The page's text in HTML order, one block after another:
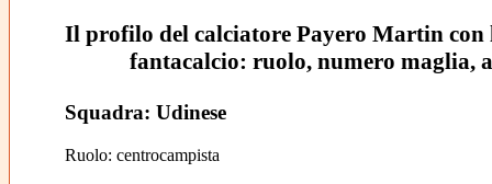
Il profilo del calciatore Payero Martin con
fantacalcio: ruolo, numero maglia,
Squadra: Udinese
Ruolo: centrocampista